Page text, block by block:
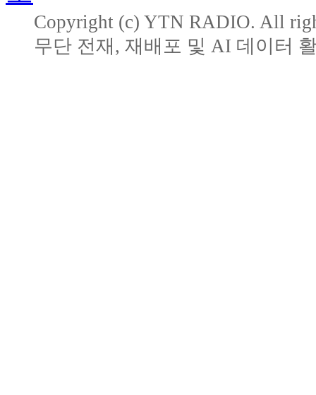
Copyright (c) YTN RADIO. All
무단 전재, 재배포 및 AI 데이터